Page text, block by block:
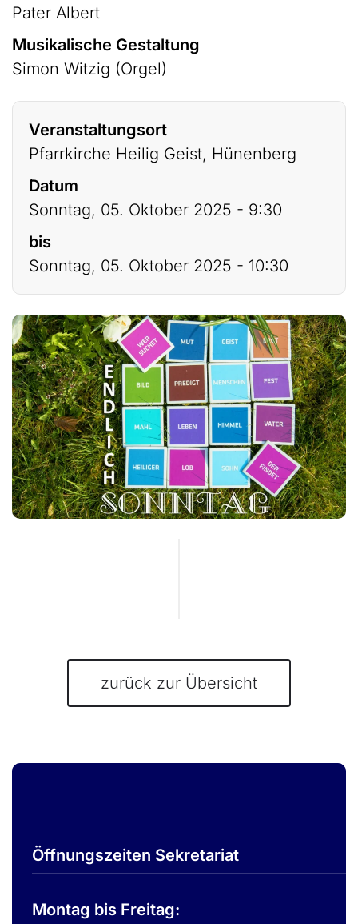
Pater Albert
Musikalische Gestaltung
Simon Witzig (Orgel)
Veranstaltungsort
Pfarrkirche Heilig Geist, Hünenberg
Datum
Sonntag, 05. Oktober 2025 - 9:30
bis
Sonntag, 05. Oktober 2025 - 10:30
zurück zur Übersicht
Öffnungszeiten Sekretariat
Montag bis Freitag: